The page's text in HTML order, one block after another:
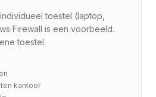
toestel (laptop,
Firewall is een voorbeeld.
toestel.
kantoor